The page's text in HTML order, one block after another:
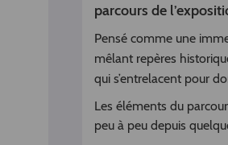
parcours de
Pensé comme une
mêlant repères
qui s’entrelacent pour
Les éléments du
peu à peu depuis